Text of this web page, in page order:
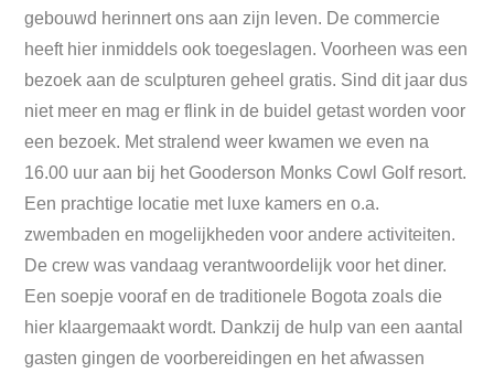
gebouwd herinnert ons aan zijn leven. De commercie
heeft hier inmiddels ook toegeslagen. Voorheen was een
bezoek aan de sculpturen geheel gratis. Sind dit jaar dus
niet meer en mag er flink in de buidel getast worden voor
een bezoek. Met stralend weer kwamen we even na
16.00 uur aan bij het Gooderson Monks Cowl Golf resort.
Een prachtige locatie met luxe kamers en o.a.
zwembaden en mogelijkheden voor andere activiteiten.
De crew was vandaag verantwoordelijk voor het diner.
Een soepje vooraf en de traditionele Bogota zoals die
hier klaargemaakt wordt. Dankzij de hulp van een aantal
gasten gingen de voorbereidingen en het afwassen